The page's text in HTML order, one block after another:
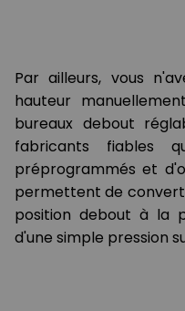
Par ailleurs, vous
hauteur
bureaux debout
fabricants fiables
préprogrammés et
permettent de
position debout à la
d'une simple pression